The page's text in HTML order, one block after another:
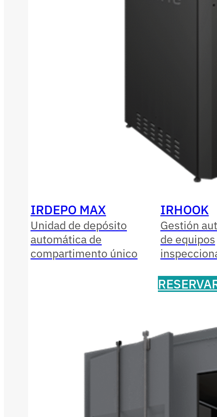
IRDEPO MAX
Unidad de depósito
automática de
compartimento único
IRHOOK
Gestión
de equipos